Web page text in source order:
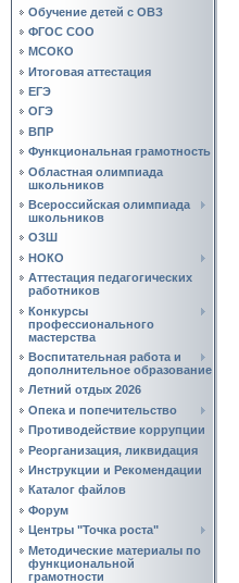
Обучение детей с ОВЗ
ФГОС СОО
МСОКО
Итоговая аттестация
ЕГЭ
ОГЭ
ВПР
Функциональная грамотность
Областная олимпиада
школьников
Всероссийская олимпиада
школьников
ОЗШ
НОКО
Аттестация педагогических
работников
Конкурсы
профессионального
мастерства
Воспитательная работа и
дополнительное образование
Летний отдых 2026
Опека и попечительство
Противодействие коррупции
Реорганизация, ликвидация
Инструкции и Рекомендации
Каталог файлов
Форум
Центры "Точка роста"
Методические материалы по
функциональной
грамотности